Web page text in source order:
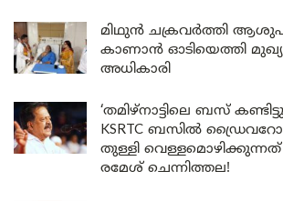
മിഥുൻ ചക്രവർത്തി
കാണാൻ ഓടിയെത്തി
അധികാരി
‘തമിഴ്‌നാട്ടിലെ ബസ്
KSRTC ബസിൽ
തുള്ളി വെള്ളമൊഴിക്കുന്നത്
രമേശ് ചെന്നിത്തല!